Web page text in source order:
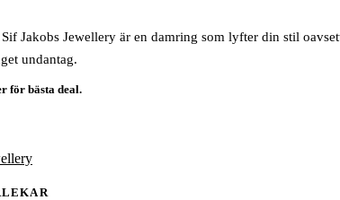
Jakobs Jewellery är en damring som lyfter din stil
undantag.
för bästa deal.